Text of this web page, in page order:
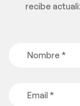
recibe